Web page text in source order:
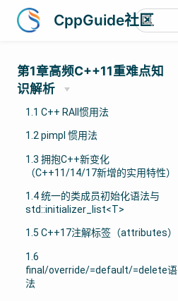
CppGuide社区
第1章高频C++11重难点知
识解析
1.1 C++ RAII惯用法
1.2 pimpl 惯用法
1.3 拥抱C++新变化
（C++11/14/17新增的实用特性）
1.4 统一的类成员初始化语法与
std::initializer_list<T>
1.5 C++17注解标签（attributes）
1.6
final/override/=default/=delete语
法